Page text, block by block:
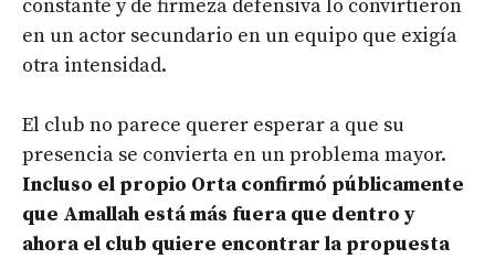
constante y de firmeza defensiva lo convirtieron
en un actor secundario en un equipo que exigía
otra intensidad.
El club no parece querer esperar a que su
presencia se convierta en un problema mayor.
Incluso el propio Orta confirmó públicamente
que Amallah está más fuera que dentro y
ahora el club quiere encontrar la propuesta